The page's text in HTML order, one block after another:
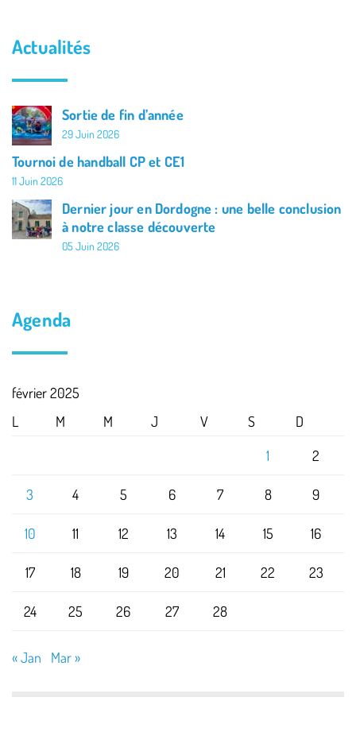
Actualités
Sortie de fin d’année
29 Juin 2026
Tournoi de handball CP et CE1
11 Juin 2026
Dernier jour en Dordogne : une belle conclusion
à notre classe découverte
05 Juin 2026
Agenda
février 2025
L
M M J V S
D
1
2
3 4 5 6 7 8 9
10 11 12 13 14 15 16
17 18 19 20 21 22 23
24 25 26 27 28
« Jan Mar »